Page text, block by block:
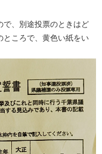
、 別途投票のときはど
ところで、黄色い紙をい